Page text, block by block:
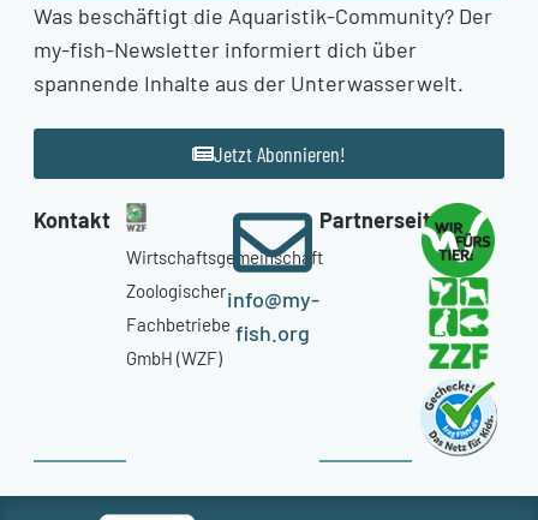
Was beschäftigt die Aquaristik-Community? Der
my-fish-Newsletter informiert dich über
spannende Inhalte aus der Unterwasserwelt.
Jetzt Abonnieren!
Kontakt
Wirtschaftsgemeinschaft
Zoologischer
Fachbetriebe
GmbH (WZF)
info@my-
fish.org
Partnerseiten